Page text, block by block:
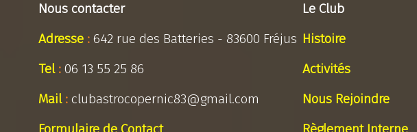
Nous contacter
Adresse : 642 rue des Batteries - 83600 Fréjus
Tel: 06 13 55 25 86
Mail: clubastrocopernic83@gmail.com
Le Club
Histoire
Activités
Nous Rejoindre